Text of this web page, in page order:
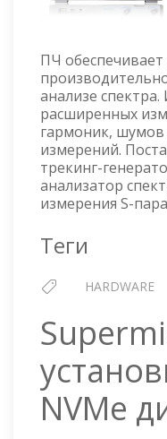
ПЧ
анализе
расширенных
гармоник,
измерений.
трекинг-
анализатор
измерения S-
Теги
HARDWARE
NVMe